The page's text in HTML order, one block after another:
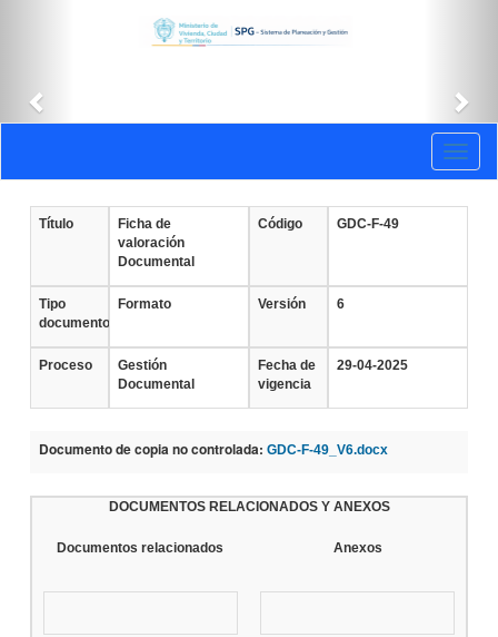
Título
Ficha de
valoración
Documental
Código GDC-F-49
Tipo
documento
Formato Versión 6
Proceso
Gestión
Documental
Fecha de
vigencia
29-04-2025
Documento de copia no controlada: GDC-F-49_V6.docx
DOCUMENTOS RELACIONADOS Y ANEXOS
Documentos relacionados Anexos